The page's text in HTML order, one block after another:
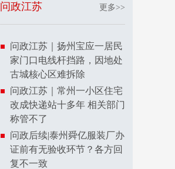
问政江苏 更多>>
问政江苏｜扬州宝应一居民
家门口电线杆挡路，因地处
古城核心区难拆除
问政江苏｜常州一小区住宅
改成快递站十多年 相关部门
称管不了
问政后续|泰州舜亿服装厂办
证前有无验收环节？各方回
复不一致